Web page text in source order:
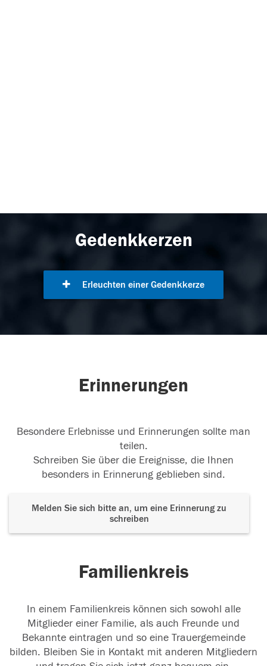
Gedenkkerzen
Erleuchten einer Gedenkkerze
Erinnerungen
Besondere Erlebnisse und Erinnerungen sollte man
teilen.
Schreiben Sie über die Ereignisse, die Ihnen
besonders in Erinnerung geblieben sind.
Melden Sie sich bitte an, um eine Erinnerung zu
schreiben
Familienkreis
In einem Familienkreis können sich sowohl alle
Mitglieder einer Familie, als auch Freunde und
Bekannte eintragen und so eine Trauergemeinde
bilden. Bleiben Sie in Kontakt mit anderen Mitgliedern